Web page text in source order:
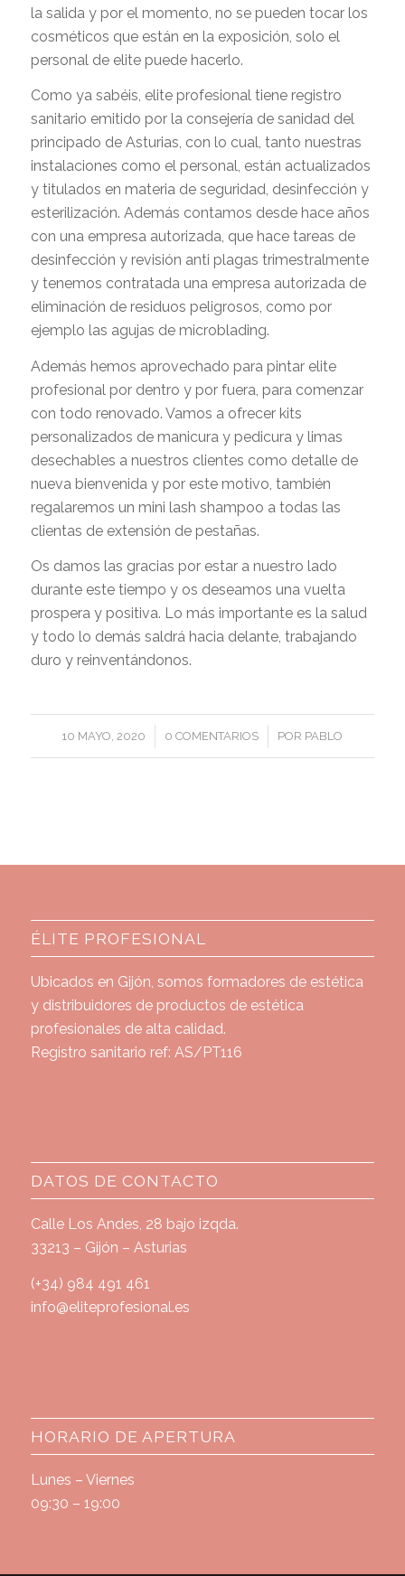
la salida y por el momento, no se pueden tocar los
cosméticos que están en la exposición, solo el
personal de elite puede hacerlo.
Como ya sabéis, elite profesional tiene registro
sanitario emitido por la consejería de sanidad del
principado de Asturias, con lo cual, tanto nuestras
instalaciones como el personal, están actualizados
y titulados en materia de seguridad, desinfección y
esterilización. Además contamos desde hace años
con una empresa autorizada, que hace tareas de
desinfección y revisión anti plagas trimestralmente
y tenemos contratada una empresa autorizada de
eliminación de residuos peligrosos, como por
ejemplo las agujas de microblading.
Además hemos aprovechado para pintar elite
profesional por dentro y por fuera, para comenzar
con todo renovado. Vamos a ofrecer kits
personalizados de manicura y pedicura y limas
desechables a nuestros clientes como detalle de
nueva bienvenida y por este motivo, también
regalaremos un mini lash shampoo a todas las
clientas de extensión de pestañas.
Os damos las gracias por estar a nuestro lado
durante este tiempo y os deseamos una vuelta
prospera y positiva. Lo más importante es la salud
y todo lo demás saldrá hacia delante, trabajando
duro y reinventándonos.
10 MAYO, 2020
/ 0 COMENTARIOS
/ POR PABLO
ÉLITE PROFESIONAL
Ubicados en Gijón, somos formadores de estética
y distribuidores de productos de estética
profesionales de alta calidad.
Registro sanitario ref: AS/PT116
DATOS DE CONTACTO
Calle Los Andes, 28 bajo izqda.
33213 – Gijón – Asturias
(+34) 984 491 461
info@eliteprofesional.es
HORARIO DE APERTURA
Lunes – Viernes
09:30 – 19:00